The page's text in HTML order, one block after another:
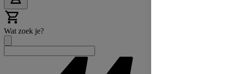
Wat zoek je?